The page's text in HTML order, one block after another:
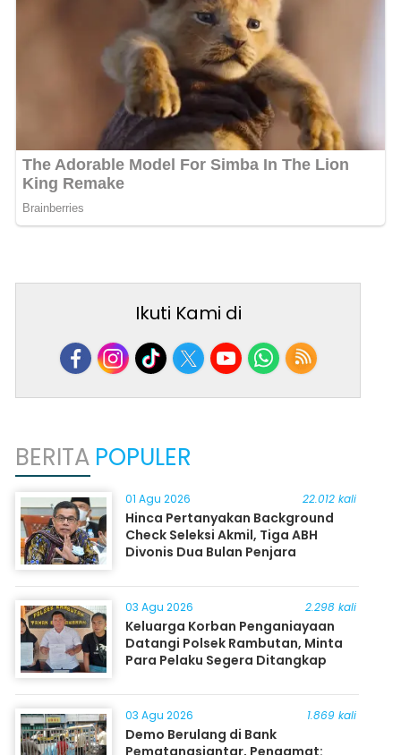
Ikuti Kami di
BERITA POPULER
01 Agu 2026 22.012 kali
Hinca Pertanyakan Background
Check Seleksi Akmil, Tiga ABH
Divonis Dua Bulan Penjara
03 Agu 2026 2.298 kali
Keluarga Korban Penganiayaan
Datangi Polsek Rambutan, Minta
Para Pelaku Segera Ditangkap
03 Agu 2026 1.869 kali
Demo Berulang di Bank